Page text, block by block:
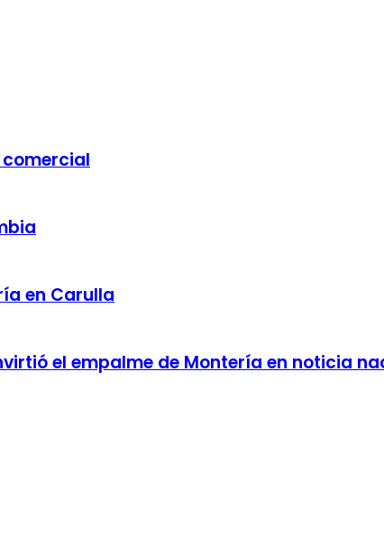
en Carulla
el empalme de Montería en noticia